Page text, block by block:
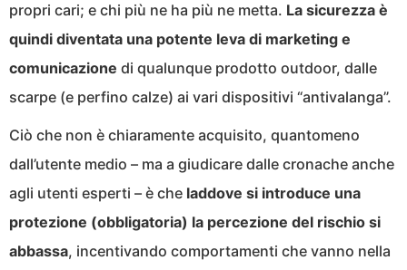
propri cari; e chi più ne ha più ne metta. La sicurezza è
quindi diventata una potente leva di marketing e
comunicazione di qualunque prodotto outdoor, dalle
scarpe (e perfino calze) ai vari dispositivi “antivalanga”.
Ciò che non è chiaramente acquisito, quantomeno
dall’utente medio – ma a giudicare dalle cronache anche
agli utenti esperti – è che laddove si introduce una
protezione (obbligatoria) la percezione del rischio si
abbassa, incentivando comportamenti che vanno nella